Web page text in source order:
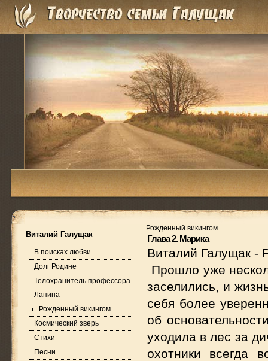
Виталий Галущак
В поисках любви
Долг Родине
Телохранитель профессора
Лапина
Рожденный викингом
Космический зверь
Стихи
Песни
Рожденный викингом
Глава 2. Марика
Виталий Галущак -
Прошло уже
заселились, и
себя более
об
уходила в лес за
охотники всегда